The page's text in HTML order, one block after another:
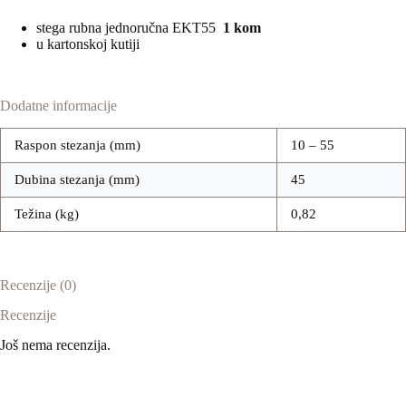
stega rubna jednoručna EKT55 1 kom
u kartonskoj kutiji
Dodatne informacije
Raspon stezanja (mm) 10 – 55
Dubina stezanja (mm) 45
Težina (kg) 0,82
Recenzije (0)
Recenzije
Još nema recenzija.